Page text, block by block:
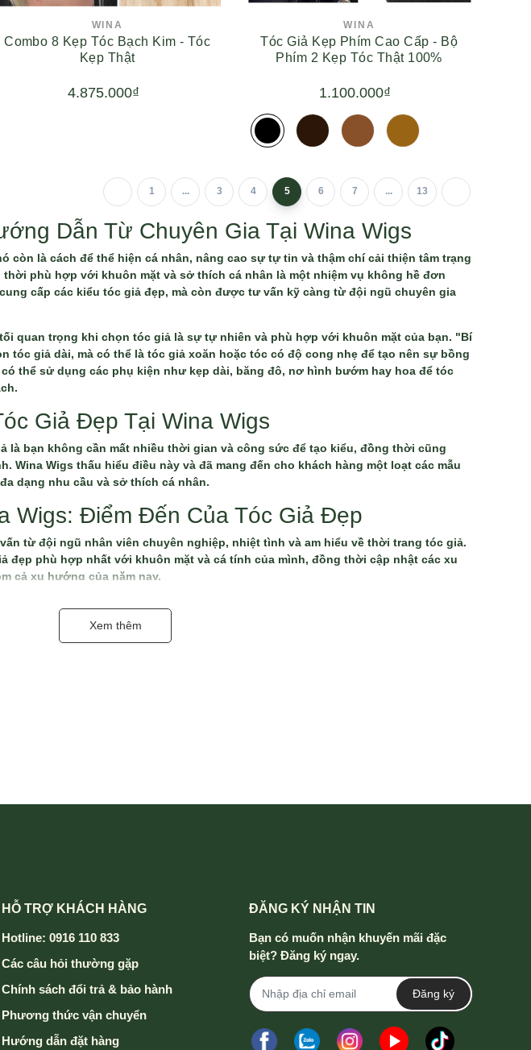
WINA
Combo 8 Kẹp Tóc Bạch Kim - Tóc
Kẹp Thật
4.875.000₫
WINA
Tóc Giả Kẹp Phím Cao Cấp - Bộ
Phím 2 Kẹp Tóc Thật 100%
1.100.000₫
1 ... 3 4 5 6 7 ... 13
Dẫn Từ Chuyên Gia Tại Wina Wigs
còn là cách để thể hiện cá nhân, nâng cao sự tự tin và thậm chí cải thiện tâm trạng
phù hợp với khuôn mặt và sở thích cá nhân là một nhiệm vụ không hề đơn
cấp các kiểu tóc giả đẹp, mà còn được tư vấn kỹ càng từ đội ngũ chuyên gia
quan trọng khi chọn tóc giả là sự tự nhiên và phù hợp với khuôn mặt của bạn. "Bí
tóc giả dài, mà có thể là tóc giả xoăn hoặc tóc có độ cong nhẹ để tạo nên sự bồng
thể sử dụng các phụ kiện như kẹp dài, băng đô, nơ hình bướm hay hoa để tóc
Giả Đẹp Tại Wina Wigs
bạn không cần mất nhiều thời gian và công sức để tạo kiểu, đồng thời cũng
Wina Wigs thấu hiểu điều này và đã mang đến cho khách hàng một loạt các mẫu
dạng nhu cầu và sở thích cá nhân.
Wigs: Điểm Đến Của Tóc Giả Đẹp
từ đội ngũ nhân viên chuyên nghiệp, nhiệt tình và am hiểu về thời trang tóc giả.
đẹp phù hợp nhất với khuôn mặt và cá tính của mình, đồng thời cập nhật các xu
cả xu hướng của năm nay.
tóc giảvậy thì đừng bỏ qua những gì mà Wina Wigs sắp chia sẻ ngay sau
Xem thêm
HỖ TRỢ KHÁCH HÀNG
Hotline: 0916 110 833
Các câu hỏi thường gặp
Chính sách đổi trả & bảo hành
Phương thức vận chuyển
Hướng dẫn đặt hàng
ĐĂNG KÝ NHẬN TIN
Bạn có muốn nhận khuyến mãi đặc
biệt? Đăng ký ngay.
Đăng ký